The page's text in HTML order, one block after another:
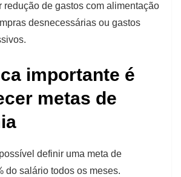
redução de gastos com alimentação
desnecessárias ou gastos
importante é
metas de
definir uma meta de
do salário todos os meses.